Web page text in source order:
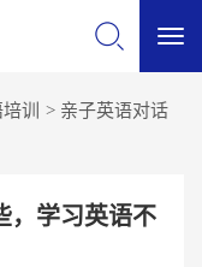
训 > 亲子英语对话
，学习英语不